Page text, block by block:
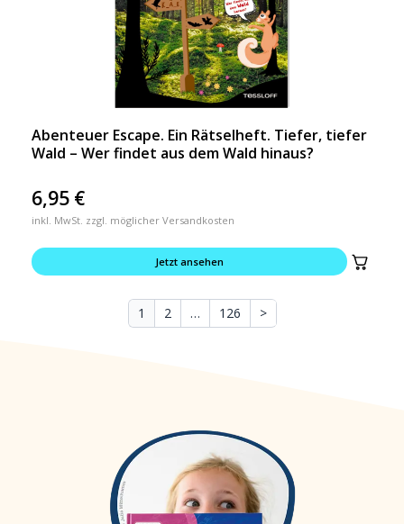
Abenteuer Escape. Ein Rätselheft. Tiefer, tiefer
Wald – Wer findet aus dem Wald hinaus?
6,95 €
inkl. MwSt. zzgl. möglicher Versandkosten
Jetzt ansehen
1 2 … 126 >